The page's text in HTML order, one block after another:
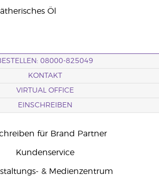
Öl
08000-825049
KONTAKT
VIRTUAL OFFICE
EINSCHREIBEN
für Brand Partner
Kundenservice
& Medienzentrum